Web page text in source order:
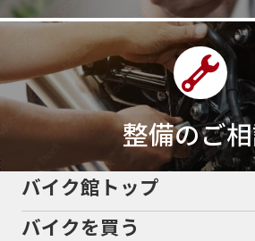
400ｃｃスポーツ400ｃｃ
43馬力464848ps4D94V 4
4ミニ4月4気筒5/31 5000円
50cc新車50cc限定50th
50thAnniversary50th記念
50周年記念モデル5600シ
5インチカラーTFT液晶5バ
60Thモデル 60th
61馬力636cc
整備のご
バイク館トップ
バイクを買う